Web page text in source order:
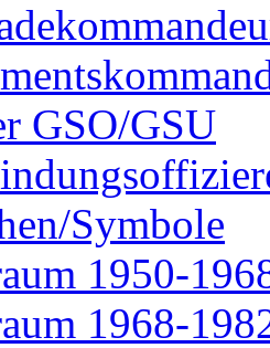
GSO/GSU
Symbole
1950-
1968-